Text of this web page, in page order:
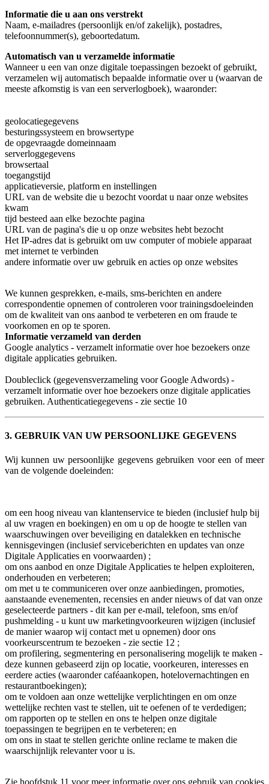
Informatie die u aan ons verstrekt
Naam, e-mailadres (persoonlijk en/of zakelijk), postadres,
telefoonnummer(s), geboortedatum.
Automatisch van u verzamelde informatie
Wanneer u een van onze digitale toepassingen bezoekt of gebruikt,
verzamelen wij automatisch bepaalde informatie over u (waarvan de
meeste afkomstig is van een serverlogboek), waaronder:
geolocatiegegevens
besturingssysteem en browsertype
de opgevraagde domeinnaam
serverloggegevens
browsertaal
toegangstijd
applicatieversie, platform en instellingen
URL van de website die u bezocht voordat u naar onze websites
kwam
tijd besteed aan elke bezochte pagina
URL van de pagina's die u op onze websites hebt bezocht
Het IP-adres dat is gebruikt om uw computer of mobiele apparaat
met internet te verbinden
andere informatie over uw gebruik en acties op onze websites
We kunnen gesprekken, e-mails, sms-berichten en andere
correspondentie opnemen of controleren voor trainingsdoeleinden
om de kwaliteit van ons aanbod te verbeteren en om fraude te
voorkomen en op te sporen.
Informatie verzameld van derden
Google analytics - verzamelt informatie over hoe bezoekers onze
digitale applicaties gebruiken.
Doubleclick (gegevensverzameling voor Google Adwords) -
verzamelt informatie over hoe bezoekers onze digitale applicaties
gebruiken. Authenticatiegegevens - zie sectie 10
3. GEBRUIK VAN UW PERSOONLIJKE GEGEVENS
Wij kunnen uw persoonlijke gegevens gebruiken voor een of meer
van de volgende doeleinden:
om een hoog niveau van klantenservice te bieden (inclusief hulp bij
al uw vragen en boekingen) en om u op de hoogte te stellen van
waarschuwingen over beveiliging en datalekken en technische
kennisgevingen (inclusief serviceberichten en updates van onze
Digitale Applicaties en voorwaarden) ;
om ons aanbod en onze Digitale Applicaties te helpen exploiteren,
onderhouden en verbeteren;
om met u te communiceren over onze aanbiedingen, promoties,
aanstaande evenementen, recensies en ander nieuws of dat van onze
geselecteerde partners - dit kan per e-mail, telefoon, sms en/of
pushmelding - u kunt uw marketingvoorkeuren wijzigen (inclusief
de manier waarop wij contact met u opnemen) door ons
voorkeurscentrum te bezoeken - zie sectie 12 ;
om profilering, segmentering en personalisering mogelijk te maken -
deze kunnen gebaseerd zijn op locatie, voorkeuren, interesses en
eerdere acties (waaronder caféaankopen, hotelovernachtingen en
restaurantboekingen);
om te voldoen aan onze wettelijke verplichtingen en om onze
wettelijke rechten vast te stellen, uit te oefenen of te verdedigen;
om rapporten op te stellen en ons te helpen onze digitale
toepassingen te begrijpen en te verbeteren; en
om ons in staat te stellen gerichte online reclame te maken die
waarschijnlijk relevanter voor u is.
Zie hoofdstuk 11 voor meer informatie over ons gebruik van cookies